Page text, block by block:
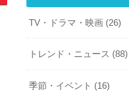
TV・ドラマ・映画 (26)
トレンド・ニュース (88)
季節・イベント (16)